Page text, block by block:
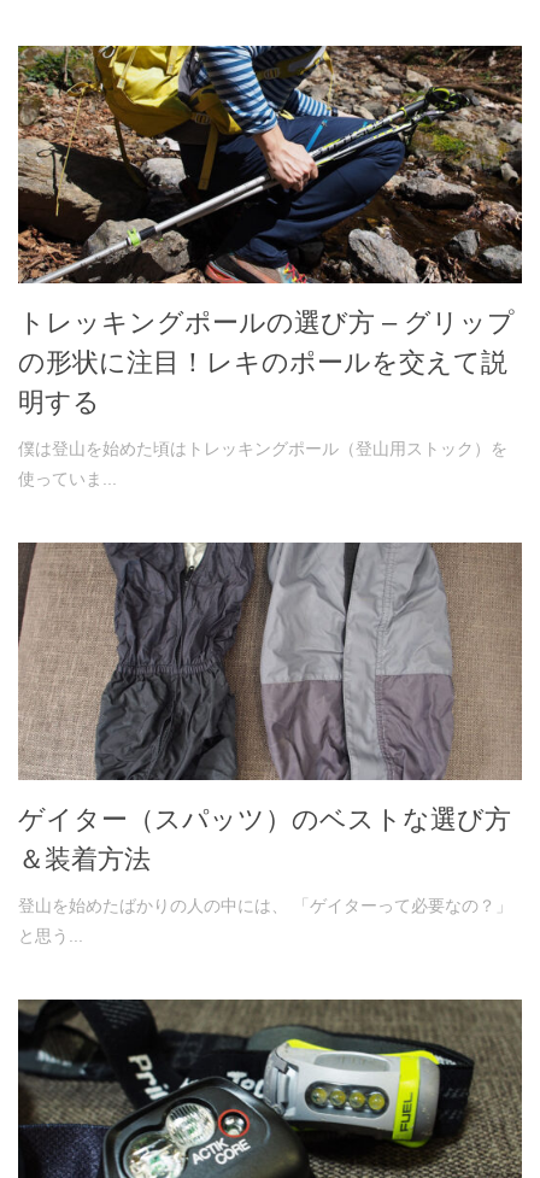
トレッキングポールの選び方 – グリップ
の形状に注目！レキのポールを交えて説
明する
僕は登山を始めた頃はトレッキングポール（登山用ストック）を
使っていま...
ゲイター（スパッツ）のベストな選び方
＆装着方法
登山を始めたばかりの人の中には、 「ゲイターって必要なの？」
と思う...